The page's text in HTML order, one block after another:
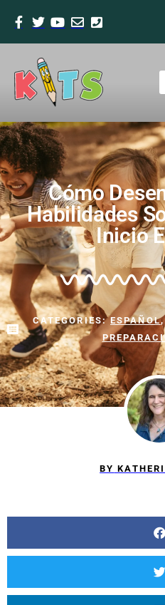
Cómo
Habilidades
Inicio
CATEGORIES:ESPAÑOL
BY